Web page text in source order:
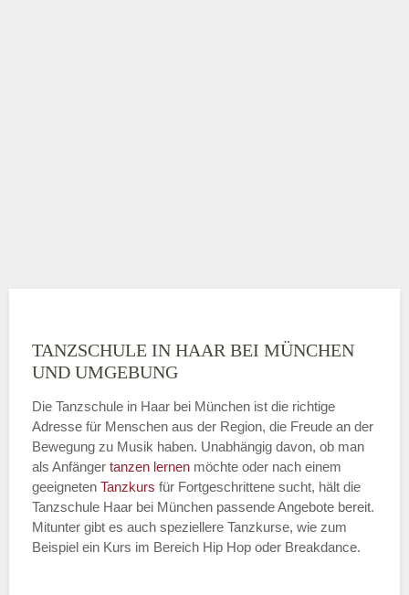
TANZSCHULE IN HAAR BEI MÜNCHEN
UND UMGEBUNG
Die Tanzschule in Haar bei München ist die richtige
Adresse für Menschen aus der Region, die Freude an der
Bewegung zu Musik haben. Unabhängig davon, ob man
als Anfänger tanzen lernen möchte oder nach einem
geeigneten Tanzkurs für Fortgeschrittene sucht, hält die
Tanzschule Haar bei München passende Angebote bereit.
Mitunter gibt es auch speziellere Tanzkurse, wie zum
Beispiel ein Kurs im Bereich Hip Hop oder Breakdance.